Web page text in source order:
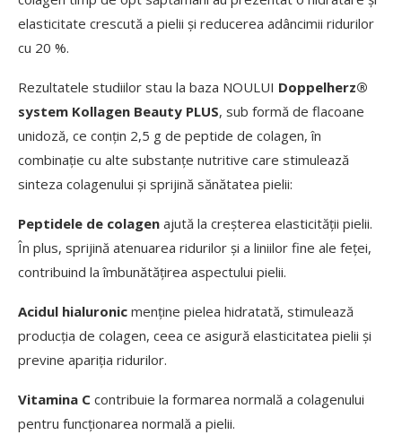
elasticitate crescută a pielii și reducerea adâncimii ridurilor
cu 20 %.
Rezultatele studiilor stau la baza NOULUI Doppelherz®
system Kollagen Beauty PLUS, sub formă de flacoane
unidoză, ce conțin 2,5 g de peptide de colagen, în
combinație cu alte substanțe nutritive care stimulează
sinteza colagenului și sprijină sănătatea pielii:
Peptidele de colagen ajută la creșterea elasticității pielii.
În plus, sprijină atenuarea ridurilor și a liniilor fine ale feței,
contribuind la îmbunătățirea aspectului pielii.
Acidul hialuronic menține pielea hidratată, stimulează
producția de colagen, ceea ce asigură elasticitatea pielii și
previne apariția ridurilor.
Vitamina C contribuie la formarea normală a colagenului
pentru funcționarea normală a pielii.